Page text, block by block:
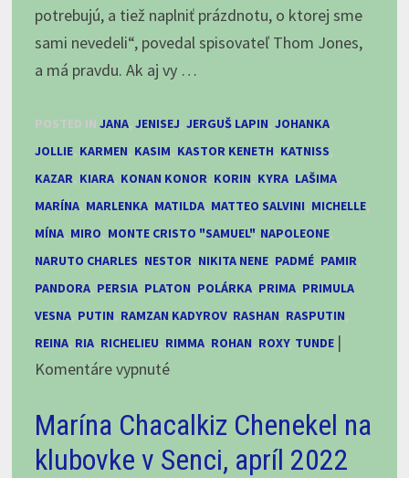
pri
kúpe
časť
II.
potrebujú, a tiež naplniť prázdnotu, o ktorej sme
sami nevedeli“, povedal spisovateľ Thom Jones,
a má pravdu. Ak aj vy …
POSTED IN JANA, JENISEJ, JERGUŠ LAPIN, JOHANKA,
JOLLIE, KARMEN, KASIM, KASTOR KENETH, KATNISS,
KAZAR, KIARA, KONAN KONOR, KORIN, KYRA, LAŠIMA,
MARÍNA, MARLENKA, MATILDA, MATTEO SALVINI, MICHELLE,
MÍNA, MIRO, MONTE CRISTO "SAMUEL", NAPOLEONE,
NARUTO CHARLES, NESTOR, NIKITA NENE, PADMÉ, PAMIR,
PANDORA, PERSIA, PLATON, POLÁRKA, PRIMA, PRIMULA
VESNA, PUTIN, RAMZAN KADYROV, RASHAN, RASPUTIN,
REINA, RIA, RICHELIEU, RIMMA, ROHAN, ROXY, TUNDE |
Komentáre vypnuténa
ovčiak
od
Marína Chacalkiz Chenekel na
klubovke v Senci, apríl 2022